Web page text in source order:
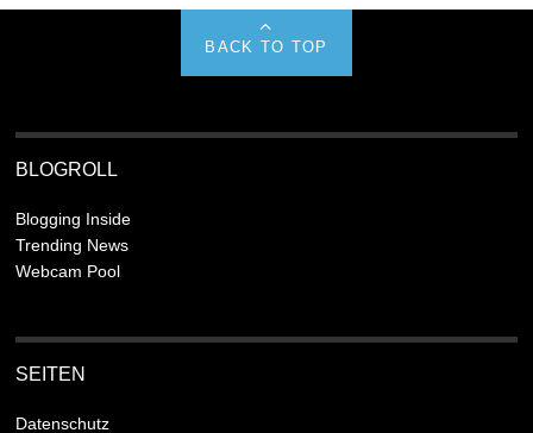
BACK TO TOP
BLOGROLL
Blogging Inside
Trending News
Webcam Pool
SEITEN
Datenschutz